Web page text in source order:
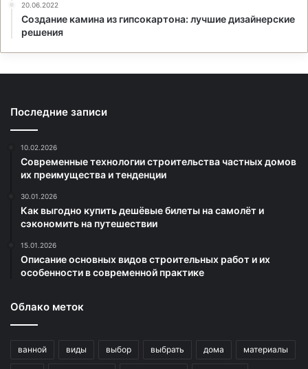
20.06.2022
Создание камина из гипсокартона: лучшие дизайнерские
решения
Последние записи
10.02.2026
Современные технологии строительства частных домов
их преимущества и тенденции
30.01.2026
Как выгодно купить дешёвые билеты на самолёт и
сэкономить на путешествии
15.01.2026
Описание основных видов строительных работ и их
особенности в современной практике
Облако меток
ванной виды выбор выбрать дома материалы